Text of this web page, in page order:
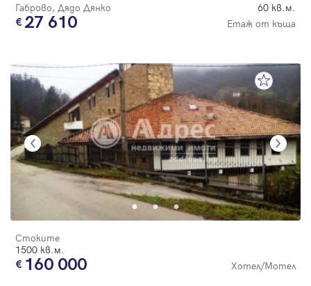
Габрово, Дядо Дянко 60 кв.м.
27 610 Етаж от къща
Стоките
1500 кв.м.
160 000 Хотел/Мотел